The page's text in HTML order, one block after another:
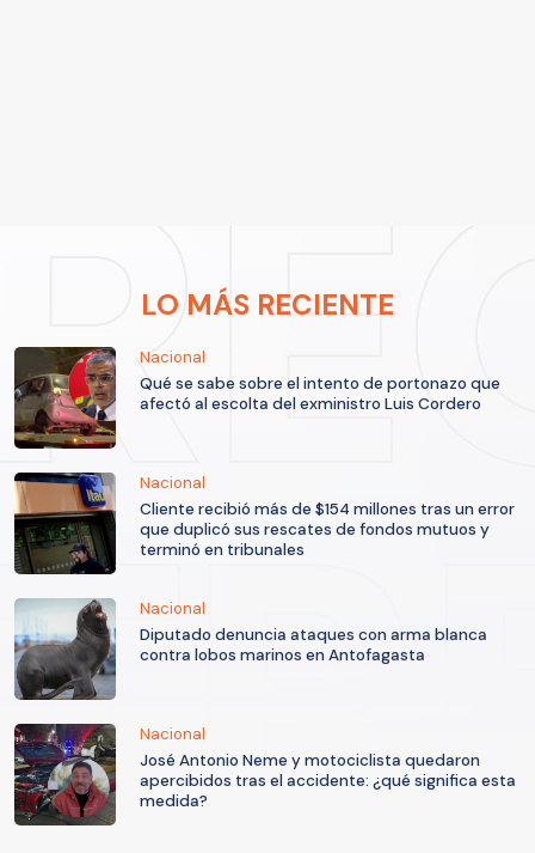
LO MÁS RECIENTE
Nacional
Qué se sabe sobre el intento de portonazo que
afectó al escolta del exministro Luis Cordero
Nacional
Cliente recibió más de $154 millones tras un error
que duplicó sus rescates de fondos mutuos y
terminó en tribunales
Nacional
Diputado denuncia ataques con arma blanca
contra lobos marinos en Antofagasta
Nacional
José Antonio Neme y motociclista quedaron
apercibidos tras el accidente: ¿qué significa esta
medida?